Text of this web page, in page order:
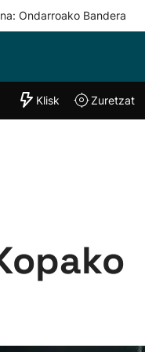
Ondarroako Bandera
"Helmuga"
Klisk Zuretzat